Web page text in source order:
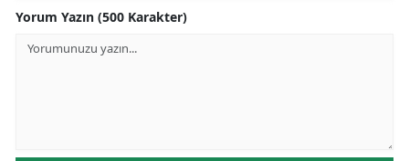
Yorum Yazın (500 Karakter)